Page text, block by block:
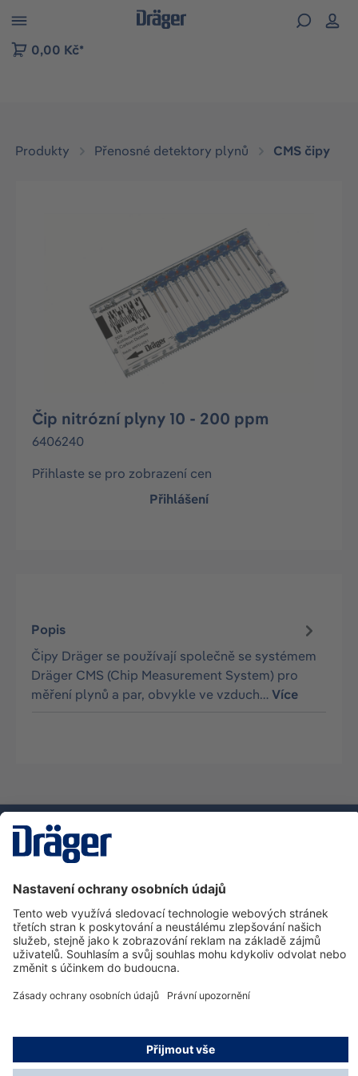
to B2B platform navigation
0,00 Kč*
Produkty Přenosné detektory plynů CMS čipy
Čip nitrózní plyny 10 - 200 ppm
6406240
Přihlaste se pro zobrazení cen
Přihlášení
Popis
Čipy Dräger se používají společně se systémem
Dräger CMS (Chip Measurement System) pro
měření plynů a par, obvykle ve vzduch…Více
Zákaznická infolinka
O společnosti Dräger
Informace
© Dräger Safety s.r.o., 2025